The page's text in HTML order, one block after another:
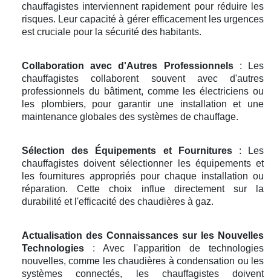
chauffagistes interviennent rapidement pour réduire les
risques. Leur capacité à gérer efficacement les urgences
est cruciale pour la sécurité des habitants.
Collaboration avec d'Autres Professionnels: Les
chauffagistes collaborent souvent avec d'autres
professionnels du bâtiment, comme les électriciens ou
les plombiers, pour garantir une installation et une
maintenance globales des systèmes de chauffage.
Sélection des Équipements et Fournitures: Les
chauffagistes doivent sélectionner les équipements et
les fournitures appropriés pour chaque installation ou
réparation. Cette choix influe directement sur la
durabilité et l'efficacité des chaudières à gaz.
Actualisation des Connaissances sur les Nouvelles
Technologies : Avec l'apparition de technologies
nouvelles, comme les chaudières à condensation ou les
systèmes connectés, les chauffagistes doivent